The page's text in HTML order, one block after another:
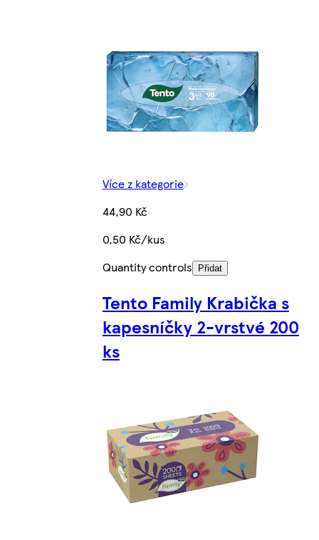
Více z kategorie
44,90 Kč
0,50 Kč/kus
Quantity controls
Přidat
Tento Family Krabička s
kapesníčky 2-vrstvé 200
ks